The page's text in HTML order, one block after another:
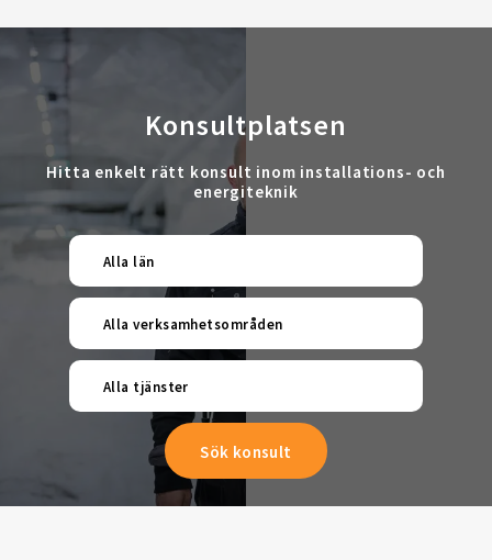
Konsultplatsen
Hitta enkelt rätt konsult inom installations- och
energiteknik
Alla län
Alla verksamhetsområden
Alla tjänster